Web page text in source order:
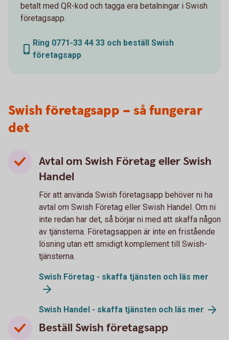
betalt med QR-kod och tagga era betalningar i Swish
företagsapp.
Ring 0771-33 44 33 och beställ Swish
företagsapp
Swish företagsapp – så fungerar
det
Avtal om Swish Företag eller Swish
Handel
För att använda Swish företagsapp behöver ni ha
avtal om Swish Företag eller Swish Handel. Om ni
inte redan har det, så börjar ni med att skaffa någon
av tjänsterna. Företagsappen är inte en fristående
lösning utan ett smidigt komplement till Swish-
tjänsterna.
Swish Företag - skaffa tjänsten och läs mer
Swish Handel - skaffa tjänsten och läs mer
Beställ Swish företagsapp